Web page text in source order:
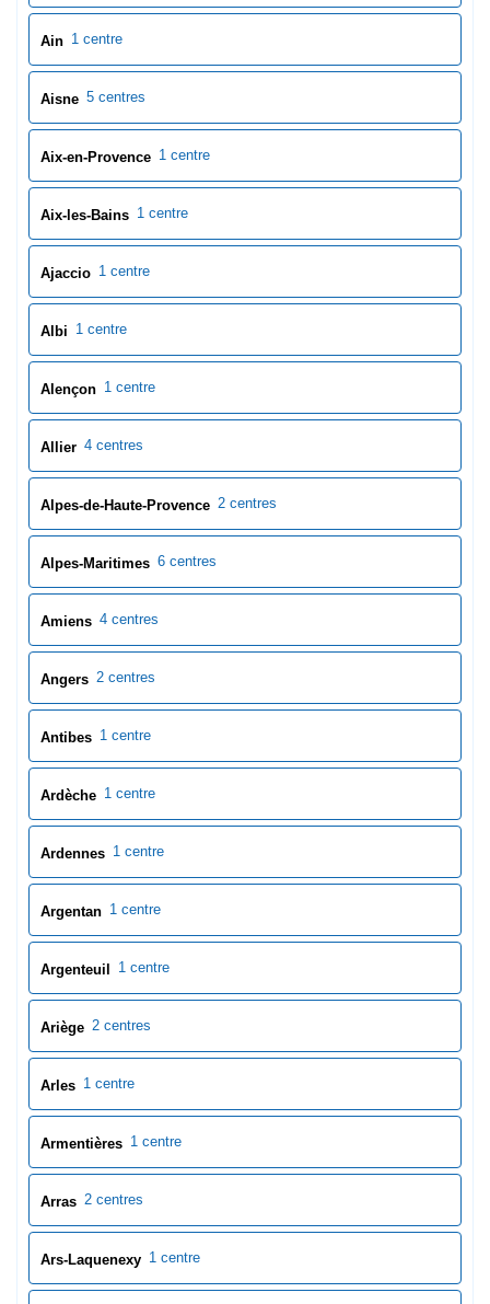
Ain 1 centre
Aisne 5 centres
Aix-en-Provence 1 centre
Aix-les-Bains 1 centre
Ajaccio 1 centre
Albi 1 centre
Alençon 1 centre
Allier 4 centres
Alpes-de-Haute-Provence 2 centres
Alpes-Maritimes 6 centres
Amiens 4 centres
Angers 2 centres
Antibes 1 centre
Ardèche 1 centre
Ardennes 1 centre
Argentan 1 centre
Argenteuil 1 centre
Ariège 2 centres
Arles 1 centre
Armentières 1 centre
Arras 2 centres
Ars-Laquenexy 1 centre